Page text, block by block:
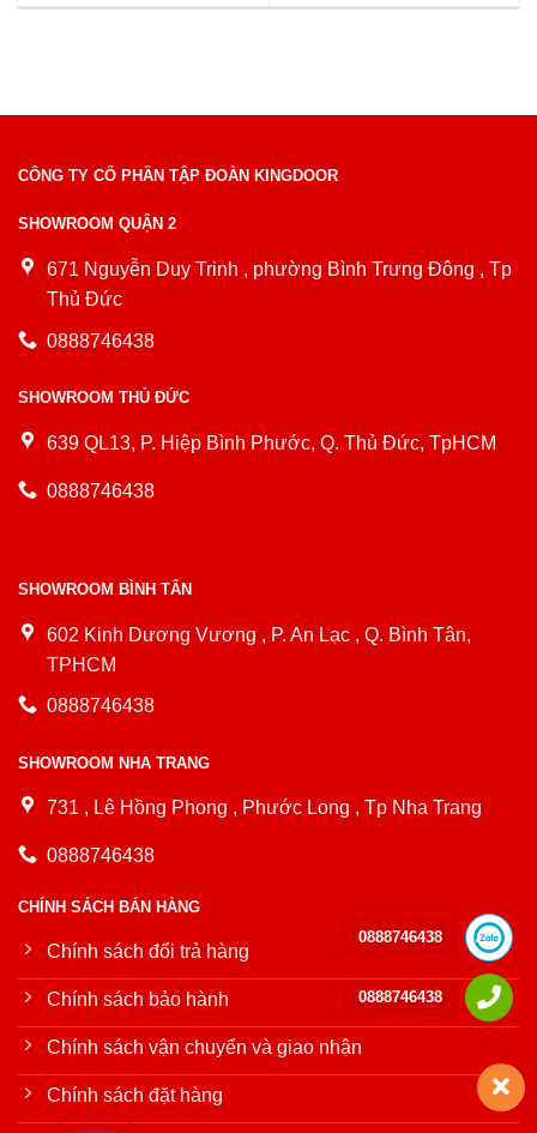
CÔNG TY CỔ PHẦN TẬP ĐOÀN KINGDOOR
SHOWROOM QUẬN 2
671 Nguyễn Duy Trinh , phường Bình Trưng Đông , Tp
Thủ Đức
0888746438
SHOWROOM THỦ ĐỨC
639 QL13, P. Hiệp Bình Phước, Q. Thủ Đức, TpHCM
0888746438
SHOWROOM BÌNH TÂN
602 Kinh Dương Vương , P. An Lạc , Q. Bình Tân,
TPHCM
0888746438
SHOWROOM NHA TRANG
731 , Lê Hồng Phong , Phước Long , Tp Nha Trang
0888746438
CHÍNH SÁCH BÁN HÀNG
Chính sách đổi trả hàng
Chính sách bảo hành
Chính sách vận chuyển và giao nhận
Chính sách đặt hàng
0888746438
0888746438